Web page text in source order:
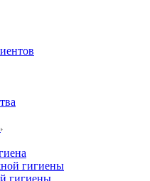
гигиены
гигиены